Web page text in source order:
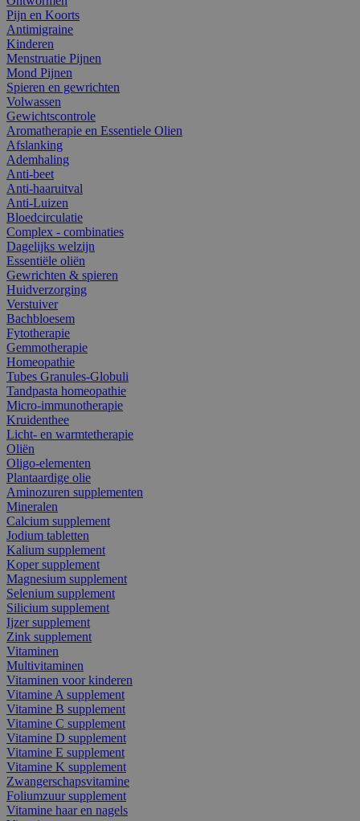
Pijn en Koorts
Antimigraine
Kinderen
Menstruatie Pijnen
Mond Pijnen
Spieren en gewrichten
Volwassen
Gewichtscontrole
Aromatherapie en Essentiele Olien
Afslanking
Ademhaling
Anti-beet
Anti-haaruitval
Anti-Luizen
Bloedcirculatie
Complex - combinaties
Dagelijks welzijn
Essentiële oliën
Gewrichten & spieren
Huidverzorging
Verstuiver
Bachbloesem
Fytotherapie
Gemmotherapie
Homeopathie
Tubes Granules-Globuli
Tandpasta homeopathie
Micro-immunotherapie
Kruidenthee
Licht- en warmtetherapie
Oliën
Oligo-elementen
Plantaardige olie
Aminozuren supplementen
Mineralen
Calcium supplement
Jodium tabletten
Kalium supplement
Koper supplement
Magnesium supplement
Selenium supplement
Silicium supplement
Ijzer supplement
Zink supplement
Vitaminen
Multivitaminen
Vitaminen voor kinderen
Vitamine A supplement
Vitamine B supplement
Vitamine C supplement
Vitamine D supplement
Vitamine E supplement
Vitamine K supplement
Zwangerschapsvitamine
Foliumzuur supplement
Vitamine haar en nagels